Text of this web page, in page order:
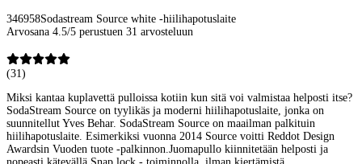
346958Sodastream Source white -hiilihapotuslaite
Arvosana 4.5/5 perustuen 31 arvosteluun
(31 )
Miksi kantaa kuplavettä pulloissa kotiin kun sitä voi valmistaa helposti itse?
SodaStream Source on tyylikäs ja moderni hiilihapotuslaite, jonka on
suunnitellut Yves Behar. SodaStream Source on maailman palkituin
hiilihapotuslaite. Esimerkiksi vuonna 2014 Source voitti Reddot Design
Awardsin Vuoden tuote -palkinnon.Juomapullo kiinnitetään helposti ja